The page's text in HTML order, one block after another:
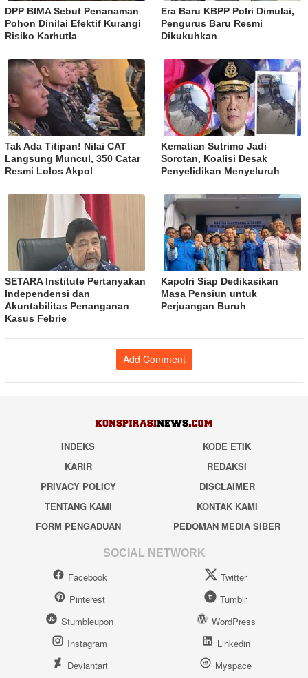
DPP BIMA Sebut Penanaman
Pohon Dinilai Efektif Kurangi
Risiko Karhutla
Era Baru KBPP Polri Dimulai,
Pengurus Baru Resmi
Dikukuhkan
Tak Ada Titipan! Nilai CAT
Langsung Muncul, 350 Catar
Resmi Lolos Akpol
Kematian Sutrimo Jadi
Sorotan, Koalisi Desak
Penyelidikan Menyeluruh
SETARA Institute Pertanyakan
Independensi dan
Akuntabilitas Penanganan
Kasus Febrie
Kapolri Siap Dedikasikan
Masa Pensiun untuk
Perjuangan Buruh
Add Comment
INDEKS
KODE ETIK
KARIR
REDAKSI
PRIVACY POLICY
DISCLAIMER
TENTANG KAMI
KONTAK KAMI
FORM PENGADUAN
PEDOMAN MEDIA SIBER
SOCIAL NETWORK
Facebook
Twitter
Pinterest
Tumblr
Stumbleupon
WordPress
Instagram
Linkedin
Deviantart
Myspace